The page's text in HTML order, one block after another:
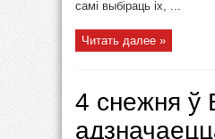
самі выбіраць іх, ...
Читать далее »
4 снежня ў